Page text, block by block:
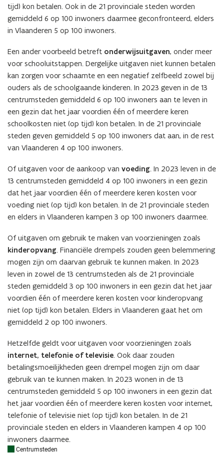
tijd) kon betalen. Ook in de 21 provinciale steden worden
gemiddeld 6 op 100 inwoners daarmee geconfronteerd, elders
in Vlaanderen 5 op 100 inwoners.
Een ander voorbeeld betreft onderwijsuitgaven, onder meer
voor schooluitstappen. Dergelijke uitgaven niet kunnen betalen
kan zorgen voor schaamte en een negatief zelfbeeld zowel bij
ouders als de schoolgaande kinderen. In 2023 geven in de 13
centrumsteden gemiddeld 6 op 100 inwoners aan te leven in
een gezin dat het jaar voordien één of meerdere keren
schoolkosten niet (op tijd) kon betalen. In de 21 provinciale
steden geven gemiddeld 5 op 100 inwoners dat aan, in de rest
van Vlaanderen 4 op 100 inwoners.
Of uitgaven voor de aankoop van voeding. In 2023 leven in de
13 centrumsteden gemiddeld 4 op 100 inwoners in een gezin
dat het jaar voordien één of meerdere keren kosten voor
voeding niet (op tijd) kon betalen. In de 21 provinciale steden
en elders in Vlaanderen kampen 3 op 100 inwoners daarmee.
Of uitgaven om gebruik te maken van voorzieningen zoals
kinderopvang. Financiële drempels zouden geen belemmering
mogen zijn om daarvan gebruik te kunnen maken. In 2023
leven in zowel de 13 centrumsteden als de 21 provinciale
steden gemiddeld 3 op 100 inwoners in een gezin dat het jaar
voordien één of meerdere keren kosten voor kinderopvang
niet (op tijd) kon betalen. Elders in Vlaanderen gaat het om
gemiddeld 2 op 100 inwoners.
Hetzelfde geldt voor uitgaven voor voorzieningen zoals
internet, telefonie of televisie. Ook daar zouden
betalingsmoeilijkheden geen drempel mogen zijn om daar
gebruik van te kunnen maken. In 2023 wonen in de 13
centrumsteden gemiddeld 5 op 100 inwoners in een gezin dat
het jaar voordien één of meerdere keren kosten voor internet,
telefonie of televisie niet (op tijd) kon betalen. In de 21
provinciale steden en elders in Vlaanderen kampen 4 op 100
inwoners daarmee.